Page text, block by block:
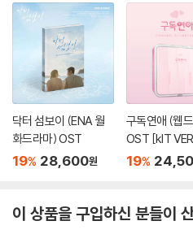
닥터 섬보이 (ENA 월
화드라마) OST
19% 28,600원
구독연애 (웹
OST [kIT
19%
이 상품을 구입하신 분들이